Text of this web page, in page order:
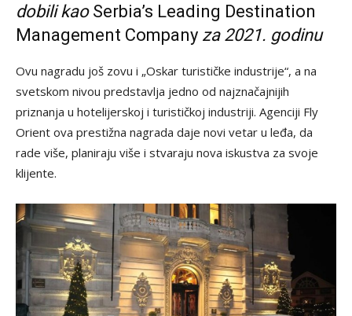
dobili kao Serbia’s Leading Destination
Management Company za 2021. godinu
Ovu nagradu još zovu i „Oskar turističke industrije“, a na
svetskom nivou predstavlja jedno od najznačajnijih
priznanja u hotelijerskoj i turističkoj industriji. Agenciji Fly
Orient ova prestižna nagrada daje novi vetar u leđa, da
rade više, planiraju više i stvaraju nova iskustva za svoje
klijente.